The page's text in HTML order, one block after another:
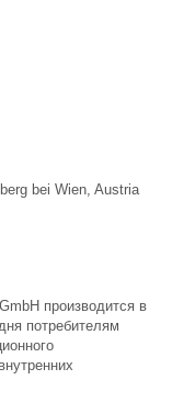
bei Wien, Austria
производится в
потребителям